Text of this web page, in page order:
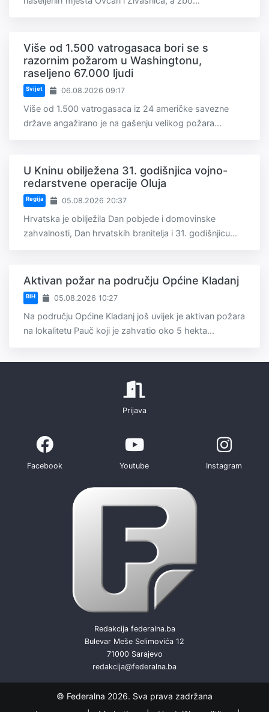
Više od 1.500 vatrogasaca bori se s
razornim požarom u Washingtonu,
raseljeno 67.000 ljudi
Svijet 06.08.2026 09:17
Više od 1.500 vatrogasaca iz 24 američke savezne
države angažirano je na gašenju velikog požara...
U Kninu obilježena 31. godišnjica vojno-
redarstvene operacije Oluja
Regija 05.08.2026 20:37
Hrvatska je obilježila Dan pobjede i domovinske
zahvalnosti, Dan hrvatskih branitelja i 31. godišnjicu...
Aktivan požar na području Općine Kladanj
BiH 05.08.2026 10:27
Na području Općine Kladanj još uvijek je aktivan požara
na lokalitetu Pauč koji je zahvatio oko 5 hekta...
Prijava
Facebook Youtube Instagram
Redakcija federalna.ba
Bulevar Meše Selimovića 12
71000 Sarajevo
redakcija@federalna.ba
© Federalna 2026. Sva prava zadržana